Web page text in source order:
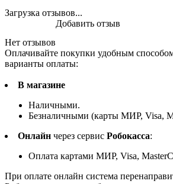
Загрузка отзывов...
Нет отзывов
Добавить отзыв
Оплачивайте покупки удобным
варианты оплаты:
В магазине
Наличными.
Безналичными (карты МИР, Visa,
Онлайн через сервис Робокасса:
Оплата картами МИР, Visa,
При оплате онлайн система